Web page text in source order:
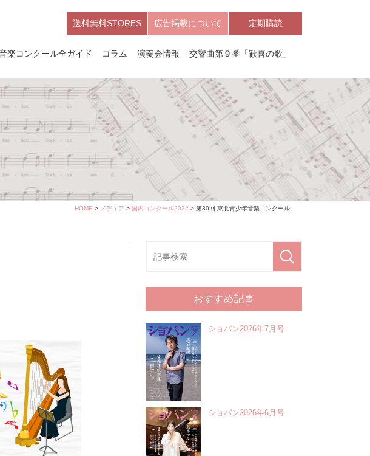
送料無料STORES 広告掲載について 定期購読
楽コンクール全ガイド コラム 演奏会情報 交響曲第９番「歓喜の歌」
HOME > メディア > 国内コンクール2022 > 第30回 東北青少年音楽コンクール
おすすめ記事
ショパン2026年7月号
ショパン2026年6月号